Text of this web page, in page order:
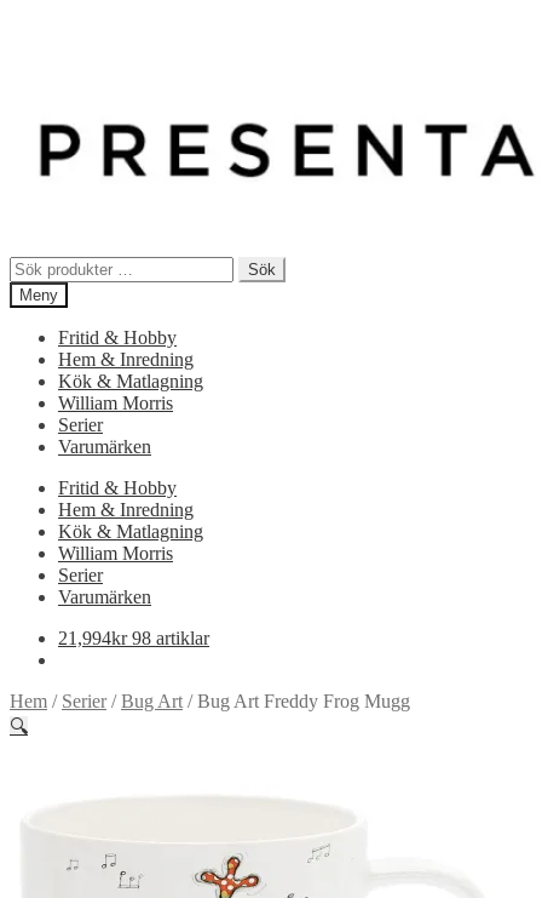
Sök
efter:
Sök
Meny
Fritid & Hobby
Hem & Inredning
Kök & Matlagning
William Morris
Serier
Varumärken
Fritid & Hobby
Hem & Inredning
Kök & Matlagning
William Morris
Serier
Varumärken
21,994kr 98 artiklar
Hem / Serier/Bug Art /Bug Art Freddy Frog Mugg
🔍